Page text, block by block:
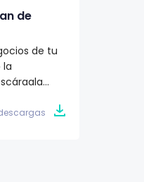
de
de tu
la